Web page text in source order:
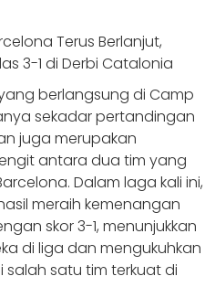
berlangsung di Camp
sekadar pertandingan
juga merupakan
antara dua tim yang
Dalam laga kali ini,
meraih kemenangan
skor 3-1, menunjukkan
di liga dan mengukuhkan
satu tim terkuat di